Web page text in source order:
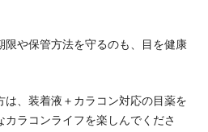
限や保管方法を守るのも、目を健康
、装着液＋カラコン対応の目薬を
ラコンライフを楽しんでくださ